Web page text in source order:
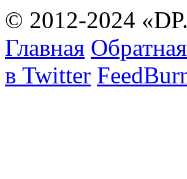
© 2012-2024
Главная
в Twitter